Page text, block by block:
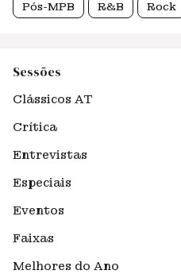
Pós-MPB R&B Rock
Sessões
Clássicos AT
Crítica
Entrevistas
Especiais
Eventos
Faixas
Melhores do Ano